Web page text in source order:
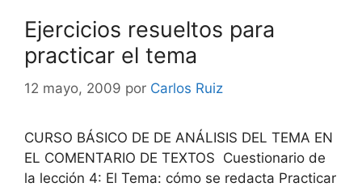
Ejercicios resueltos para
practicar el tema
12 mayo, 2009 por Carlos Ruiz
CURSO BÁSICO DE DE ANÁLISIS DEL TEMA EN
EL COMENTARIO DE TEXTOS Cuestionario de
la lección 4: El Tema: cómo se redacta Practicar